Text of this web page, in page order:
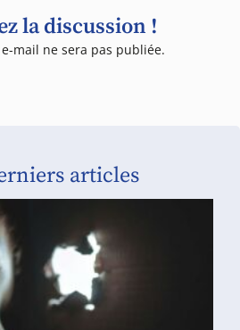
la discussion !
mail ne sera pas publiée.
articles